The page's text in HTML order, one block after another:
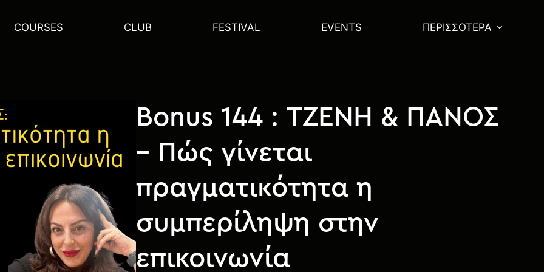
COURSES CLUB FESTIVAL EVENTS ΠΕΡΙΣΣΌΤΕΡΑ
Bonus 144 : ΤΖΕΝΗ & ΠΑΝΟΣ
– Πώς γίνεται
πραγματικότητα η
συμπερίληψη στην
επικοινωνία